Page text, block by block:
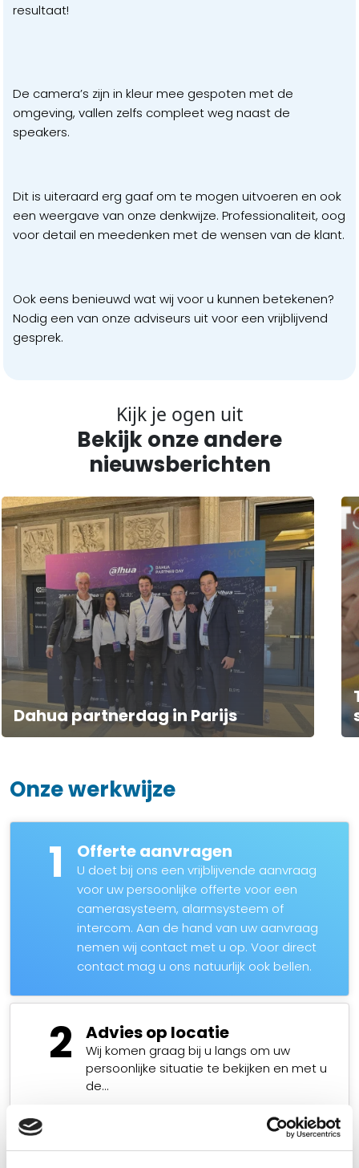
resultaat!
De camera’s zijn in kleur mee gespoten met de
omgeving, vallen zelfs compleet weg naast de
speakers.
Dit is uiteraard erg gaaf om te mogen uitvoeren en ook
een weergave van onze denkwijze. Professionaliteit, oog
voor detail en meedenken met de wensen van de klant.
Ook eens benieuwd wat wij voor u kunnen betekenen?
Nodig een van onze adviseurs uit voor een vrijblijvend
gesprek.
Kijk je ogen uit
Bekijk onze andere
nieuwsberichten
Toegangscontrole systeem:
study Stichting School
Onze werkwijze
1 Offerte aanvragen
U doet bij ons een vrijblijvende aanvraag
voor uw persoonlijke offerte voor een
camerasysteem, alarmsysteem of
intercom. Aan de hand van uw aanvraag
nemen wij contact met u op. Voor direct
contact mag u ons natuurlijk ook bellen.
2 Advies op locatie
Wij komen graag bij u langs om uw
persoonlijke situatie te bekijken en met u
de…